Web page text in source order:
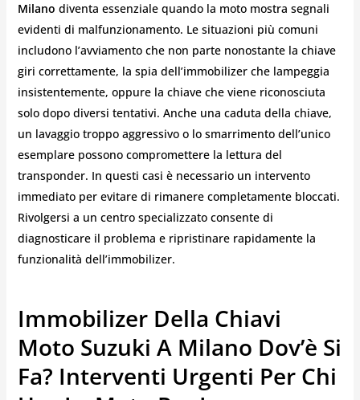
Milano diventa essenziale quando la moto mostra segnali
evidenti di malfunzionamento. Le situazioni più comuni
includono l’avviamento che non parte nonostante la chiave
giri correttamente, la spia dell’immobilizer che lampeggia
insistentemente, oppure la chiave che viene riconosciuta
solo dopo diversi tentativi. Anche una caduta della chiave,
un lavaggio troppo aggressivo o lo smarrimento dell’unico
esemplare possono compromettere la lettura del
transponder. In questi casi è necessario un intervento
immediato per evitare di rimanere completamente bloccati.
Rivolgersi a un centro specializzato consente di
diagnosticare il problema e ripristinare rapidamente la
funzionalità dell’immobilizer.
Immobilizer Della Chiavi
Moto Suzuki A Milano Dov’è Si
Fa? Interventi Urgenti Per Chi